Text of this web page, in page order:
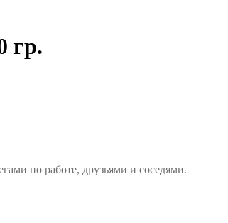
гр.
по работе, друзьями и соседями.